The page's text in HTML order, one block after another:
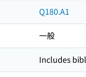
Q180.A1
一般
Includes